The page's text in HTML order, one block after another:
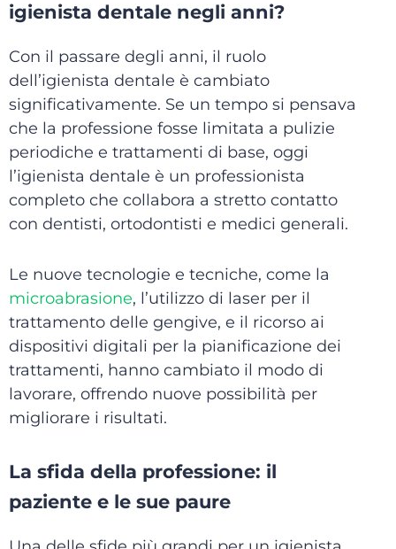
igienista dentale negli anni?
Con il passare degli anni, il ruolo
dell’igienista dentale è cambiato
significativamente. Se un tempo si pensava
che la professione fosse limitata a pulizie
periodiche e trattamenti di base, oggi
l’igienista dentale è un professionista
completo che collabora a stretto contatto
con dentisti, ortodontisti e medici generali.
Le nuove tecnologie e tecniche, come la
microabrasione, l’utilizzo di laser per il
trattamento delle gengive, e il ricorso ai
dispositivi digitali per la pianificazione dei
trattamenti, hanno cambiato il modo di
lavorare, offrendo nuove possibilità per
migliorare i risultati.
La sfida della professione: il
paziente e le sue paure